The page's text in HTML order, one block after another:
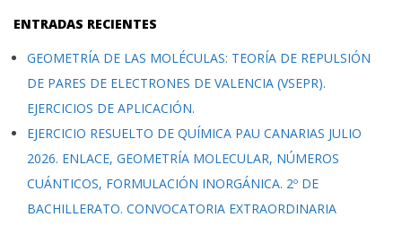
ENTRADAS RECIENTES
GEOMETRÍA DE LAS MOLÉCULAS: TEORÍA DE REPULSIÓN
DE PARES DE ELECTRONES DE VALENCIA (VSEPR).
EJERCICIOS DE APLICACIÓN.
EJERCICIO RESUELTO DE QUÍMICA PAU CANARIAS JULIO
2026. ENLACE, GEOMETRÍA MOLECULAR, NÚMEROS
CUÁNTICOS, FORMULACIÓN INORGÁNICA. 2º DE
BACHILLERATO. CONVOCATORIA EXTRAORDINARIA